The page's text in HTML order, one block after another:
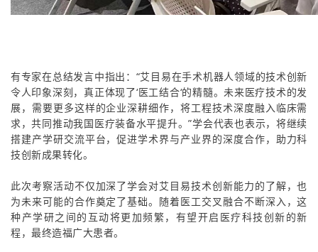
有专家在总结发言中指出：“艾目易在手术机器人领域的技术创新
令人印象深刻，真正体现了‘医工结合‘的精髓。未来医疗技术的发
展，需要更多这样的企业深耕细作，将工程技术深度融入临床需
求，共同推动我国医疗装备水平提升。”学会代表也表示，将继续
搭建产学研交流平台，促进学术界与产业界的深度合作，助力科
技创新成果转化。
此次考察活动不仅加深了学会对艾目易技术创新能力的了解，也
为未来可能的合作奠定了基础。随着医工交叉融合不断深入，这
种产学研之间的互动将更加频繁，有望开启医疗科技创新的新
程，最终造福广大患者。